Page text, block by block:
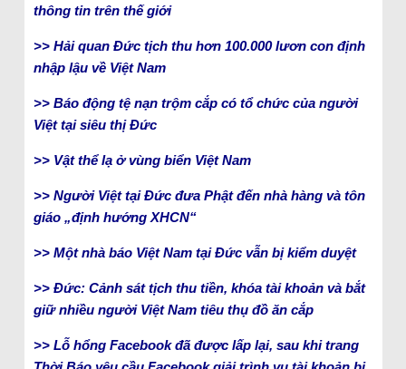
thông tin trên thế giới
>> Hải quan Đức tịch thu hơn 100.000 lươn con định
nhập lậu về Việt Nam
>> Báo động tệ nạn trộm cắp có tổ chức của người
Việt tại siêu thị Đức
>> Vật thể lạ ở vùng biển Việt Nam
>> Người Việt tại Đức đưa Phật đến nhà hàng và tôn
giáo „định hướng XHCN“
>> Một nhà báo Việt Nam tại Đức vẫn bị kiểm duyệt
>> Đức: Cảnh sát tịch thu tiền, khóa tài khoản và bắt
giữ nhiều người Việt Nam tiêu thụ đồ ăn cắp
>> Lỗ hổng Facebook đã được lấp lại, sau khi trang